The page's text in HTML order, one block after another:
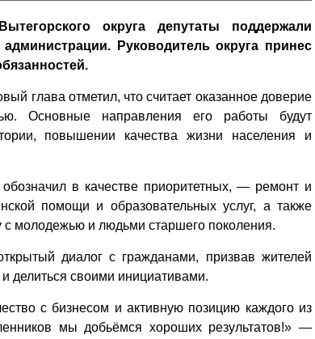
округа депутаты поддержали
Руководитель округа принес
глава отметил, что считает оказанное доверие
Основные направления его работы будут
повышении качества жизни населения и
в качестве приоритетных, — ремонт и
помощи и образовательных услуг, а также
молодежью и людьми старшего поколения.
диалог с гражданами, призвав жителей
делиться своими инициативами.
с бизнесом и активную позицию каждого из
мы добьёмся хороших результатов!» —